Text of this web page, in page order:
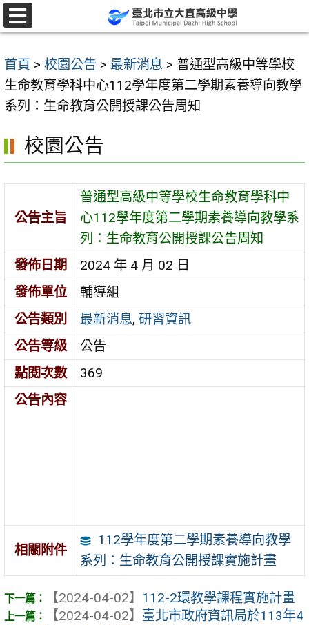
跳
至
要
內
容
首頁 > 校園公告 > 最新消息 > 普通型高級中等學校
生命教育學科中心112學年度第二學期素養導向教學
系列：生命教育公開授課公告周知
校園公告
公告主旨
普通型高級中等學校生命教育學科中
心112學年度第二學期素養導向教學系
列：生命教育公開授課公告周知
發佈日期
2024 年 4 月 02 日
發佈單位
輔導組
公告類別
最新消息,研習資訊
公告等級
公告
點閱次數
369
公告內容
相關附件
112學年度第二學期素養導向教學
系列：生命教育公開授課實施計畫
【2024-04-02】 112-2環教學課程實施計畫
【2024-04-02】 臺北市政府資訊局於113年4
選
單